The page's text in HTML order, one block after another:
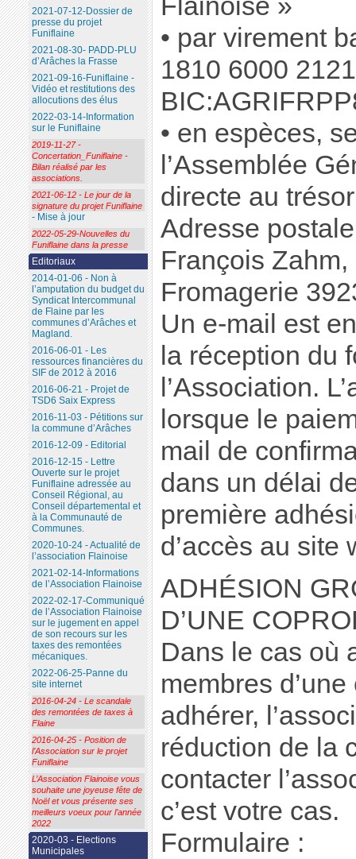
• par virement
1810 6000
• en espèces,
l’Assemblée
directe au
Adresse
François
Fromagerie
Un e-mail est
la réception du
l’Association.
lorsque le
mail de
dans un délai
première
d’accès au site
ADHÉSION
D’UNE
Dans le cas où
membres
adhérer,
réduction de la
contacter
c’est votre cas.
Formulaire :
2021-07-12-Dossier de
presse du projet
Funiflaine
2021-08-30- PADD-PLU
d’Arâches la Frasse
2021-09-16-Funiflaine -
Vidéo et restitutions des
allocutions des élus
2022-03-14-Information
sur le Funiflaine
2019-11-27 -
Concertation_Funiflaine -
Bilan réalisé par les
associations.
2021-06-12 - Le jour de la
signature du projet Funiflaine
- Mise à jour
2022-05-29-Nouvelles du
Funiflaine dans la presse
Editoriaux
2014-01-06 - Non à
l’amputation du budget du
Syndicat Intercommunal
de Flaine par les
communes d’Arâches et
Magland.
2016-06-01 - Les
ressources financières du
SIF de 2012 à 2016
2016-06-21 - Projet de
TSD6 Saix Express
2016-11-03 - Pétitions sur
la commune d’Arâches
2016-12-09 - Editorial
2016-12-15 - Lettre
Ouverte sur le projet
Funiflaine adressée au
Conseil Régional, au
Conseil départemental et
à la Communauté de
Communes.
2020-10-24 - Actualité de
l’association Flainoise
2021-02-14-Informations
de l’Association Flainoise
2022-02-17-Communiqué
de l’Association Flainoise
sur le jugement en appel
de son recours sur les
taxes des remontées
mécaniques.
2022-06-25-Panne du
site internet
2016-04-24 - Le scandale
des remontées de taxes à
Flaine
2016-04-25 - Position de
l’Association sur le projet
Funiflaine
L’Association Flainoise vous
souhaite une joyeuse fête de
Noël et vous présente ses
meilleurs voeux pour l’année
2022
2020-03 - Elections
Municipales